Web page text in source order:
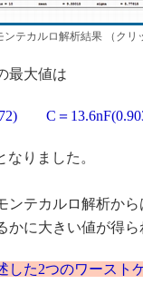
テカルロ解析結果 （クリ
最大値は
C＝
なりました。
テカルロ解析から
かに大きい値が得ら
した2つのワースト